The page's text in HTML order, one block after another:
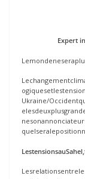
Expert
Ukraine/